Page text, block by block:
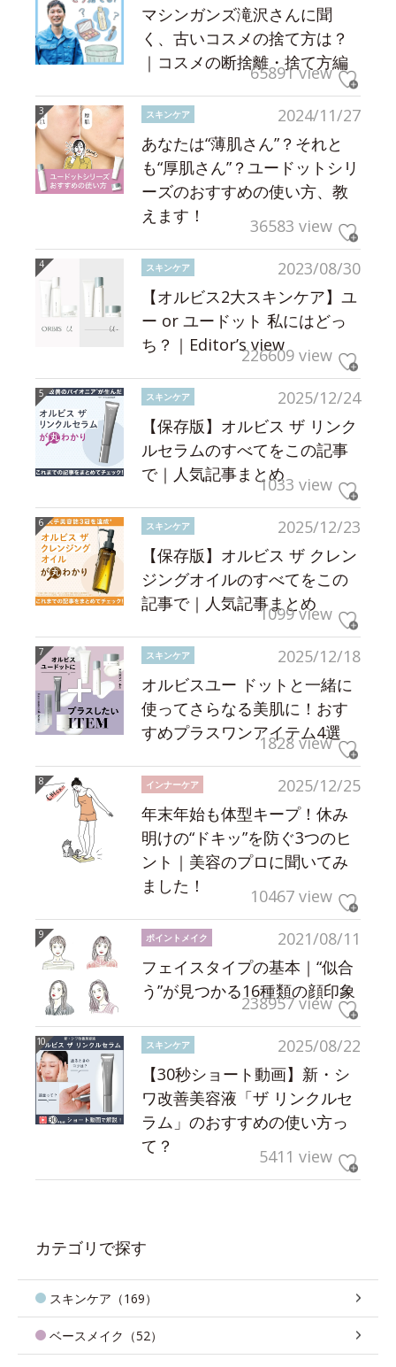
マシンガンズ滝沢さんに聞
く、古いコスメの捨て方は？
｜コスメの断捨離・捨て方編
65891 view
2024/11/27
スキンケア
あなたは“薄肌さん”？それと
も“厚肌さん”？ユードットシリ
ーズのおすすめの使い方、教
えます！
36583 view
2023/08/30
スキンケア
【オルビス2大スキンケア】ユ
ー or ユードット 私にはどっ
ち？｜Editor’s view226609 view
2025/12/24
スキンケア
【保存版】オルビス ザ リンク
ルセラムのすべてをこの記事
で｜人気記事まとめ1033 view
2025/12/23
スキンケア
【保存版】オルビス ザ クレン
ジングオイルのすべてをこの
記事で｜人気記事まとめ
1099 view
2025/12/18
スキンケア
オルビスユー ドットと一緒に
使ってさらなる美肌に！おす
すめプラスワンアイテム4選
1828 view
2025/12/25
インナーケア
年末年始も体型キープ！休み
明けの“ドキッ”を防ぐ3つのヒ
ント｜美容のプロに聞いてみ
ました！
10467 view
2021/08/11
ポイントメイク
フェイスタイプの基本｜“似合
う”が見つかる16種類の顔印象
238957 view
2025/08/22
スキンケア
【30秒ショート動画】新・シ
ワ改善美容液「ザ リンクルセ
ラム」のおすすめの使い方っ
て？
5411 view
カテゴリで探す
スキンケア（169）
ベースメイク（52）